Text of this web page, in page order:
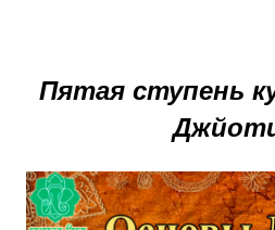
Пятая ступень